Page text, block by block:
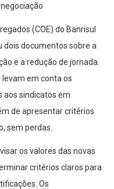
(COE) do Banrisul
documentos sobre a
e a redução de jornada.
em conta os
aos sindicatos em
de apresentar critérios
sem perdas.
os valores das novas
critérios claros para
Os